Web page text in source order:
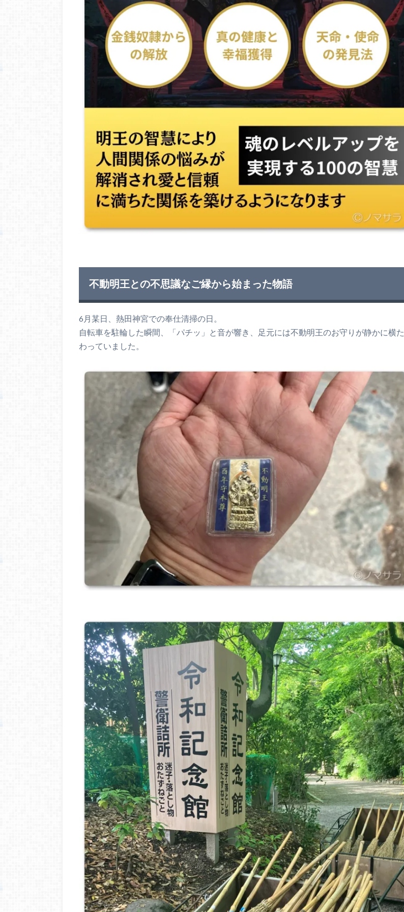
不動明王との不思議なご縁から始まった物語
6月某日、熱田神宮での奉仕清掃の日。
自転車を駐輪した瞬間、「パチッ」と音が響き、足元には不動明王のお守りが静かに横た
わっていました。